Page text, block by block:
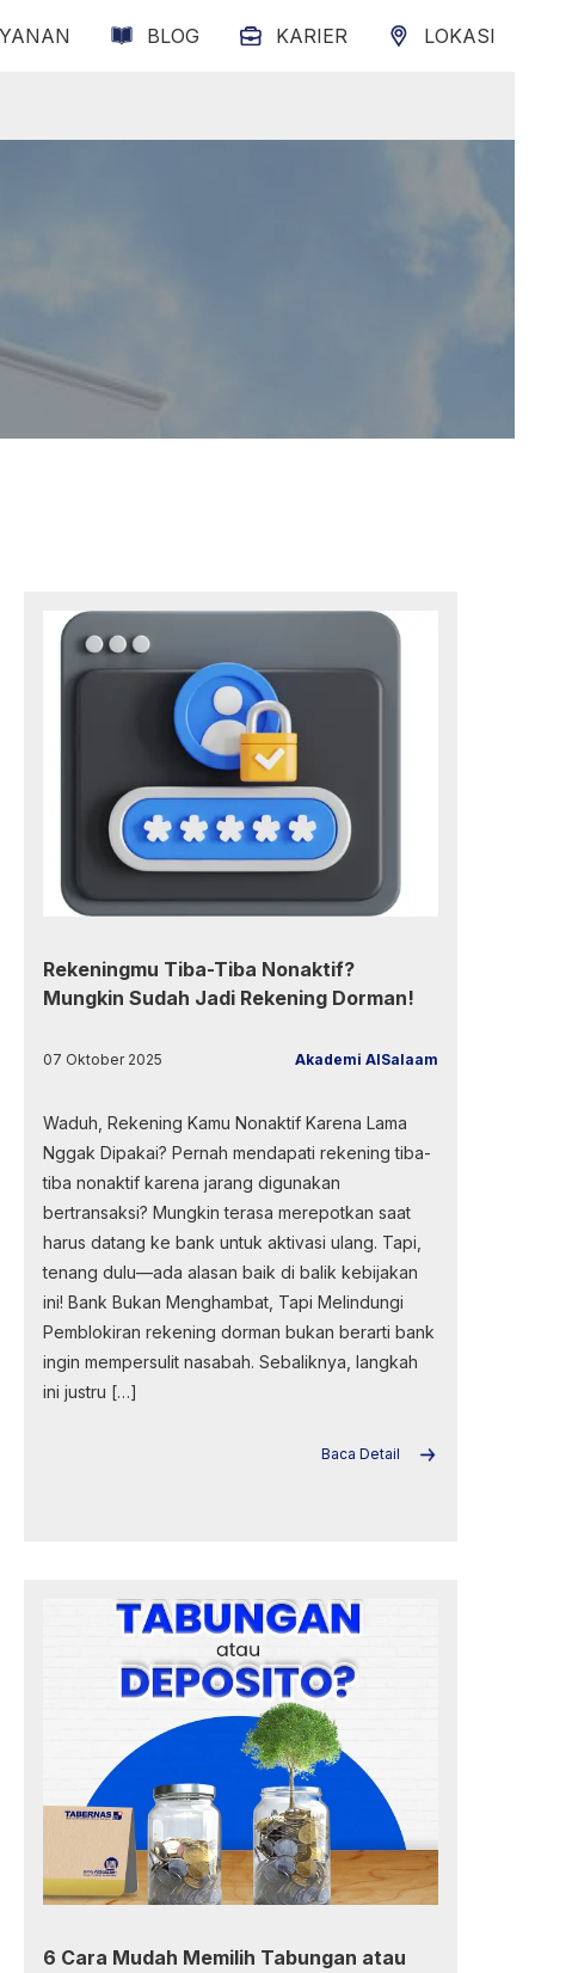
BLOG KARIER LOKASI
Rekeningmu Tiba-Tiba Nonaktif?
Mungkin Sudah Jadi Rekening Dorman!
07 Oktober 2025 Akademi AlSalaam
Waduh, Rekening Kamu Nonaktif Karena Lama
Nggak Dipakai? Pernah mendapati rekening tiba-
tiba nonaktif karena jarang digunakan
bertransaksi? Mungkin terasa merepotkan saat
harus datang ke bank untuk aktivasi ulang. Tapi,
tenang dulu—ada alasan baik di balik kebijakan
ini! Bank Bukan Menghambat, Tapi Melindungi
Pemblokiran rekening dorman bukan berarti bank
ingin mempersulit nasabah. Sebaliknya, langkah
ini justru […]
Baca Detail
6 Cara Mudah Memilih Tabungan atau